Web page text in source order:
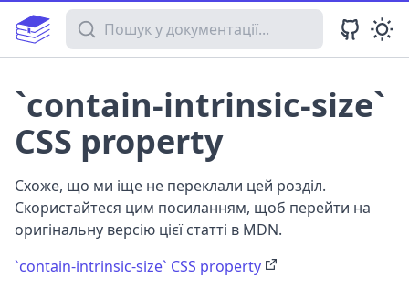
Пошук у документації
`contain-intrinsic-size`
CSS property
Схоже, що ми іще не переклали цей розділ.
Скористайтеся цим посиланням, щоб перейти на
оригінальну версію цієї статті в MDN.
`contain-intrinsic-size` CSS property